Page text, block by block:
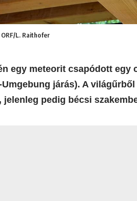
L. Raithofer
egy meteorit csapódott egy
járás). A
jelenleg pedig bécsi